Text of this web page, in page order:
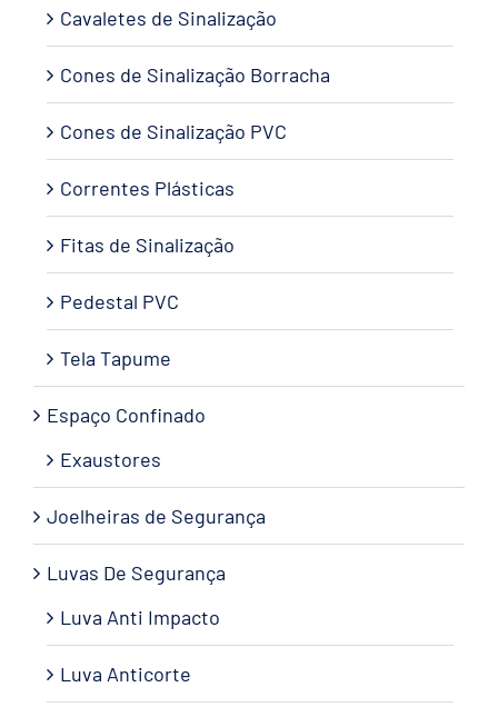
Cavaletes de Sinalização
Cones de Sinalização Borracha
Cones de Sinalização PVC
Correntes Plásticas
Fitas de Sinalização
Pedestal PVC
Tela Tapume
Espaço Confinado
Exaustores
Joelheiras de Segurança
Luvas De Segurança
Luva Anti Impacto
Luva Anticorte